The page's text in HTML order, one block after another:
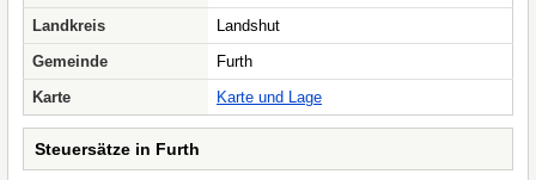
Landkreis
Landshut
Gemeinde
Furth
Karte
Karte und Lage
Steuersätze in Furth